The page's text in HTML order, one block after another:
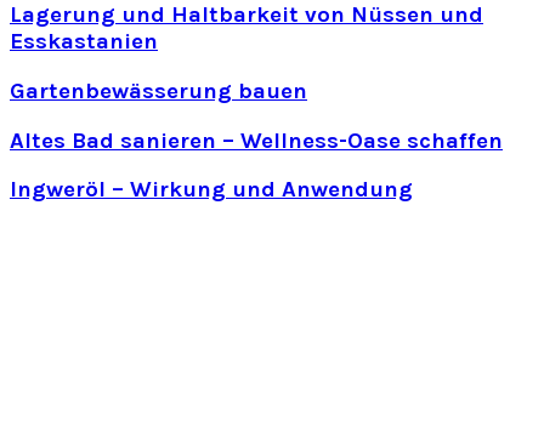
Lagerung und Haltbarkeit von Nüssen und
Esskastanien
Gartenbewässerung bauen
Altes Bad sanieren – Wellness-Oase schaffen
Ingweröl – Wirkung und Anwendung